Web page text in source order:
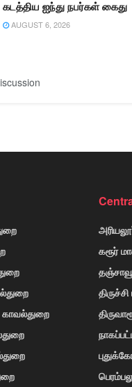
கடத்திய ஐந்து நபர்கள் கைது
AUGUST 6, 2026
கரூர்